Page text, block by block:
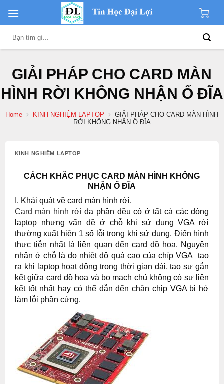
content
GIẢI PHÁP CHO CARD MÀN
HÌNH RỜI KHÔNG NHẬN Ổ ĐĨA
Home KINH NGHIỆM LAPTOP
GIẢI PHÁP CHO CARD MÀN HÌNH
RỜI KHÔNG NHẬN Ổ ĐĨA
KINH NGHIỆM LAPTOP
CÁCH KHẮC PHỤC CARD MÀN HÌNH KHÔNG
NHẬN Ổ ĐĨA
I. Khái quát về card màn hình rời.
Card màn hình rời đa phần đều có ở tất cả các dòng
laptop nhưng vấn đề ở chỗ khi sử dụng VGA rời
thường xuất hiện 1 số lỗi trong khi sử dụng. Điển hình
thực tiễn nhất là liên quan đến card đồ họa. Nguyên
nhân ở chỗ là do nhiệt độ quá cao của chíp VGA tạo
ra khi laptop hoạt động trong thời gian dài, tạo sự gắn
kết giữa card đồ họa và bo mạch chủ không có sự liên
kết tốt nhất hay có thể dẫn đến chân chip VGA bị hở
làm lỗi phần cứng.